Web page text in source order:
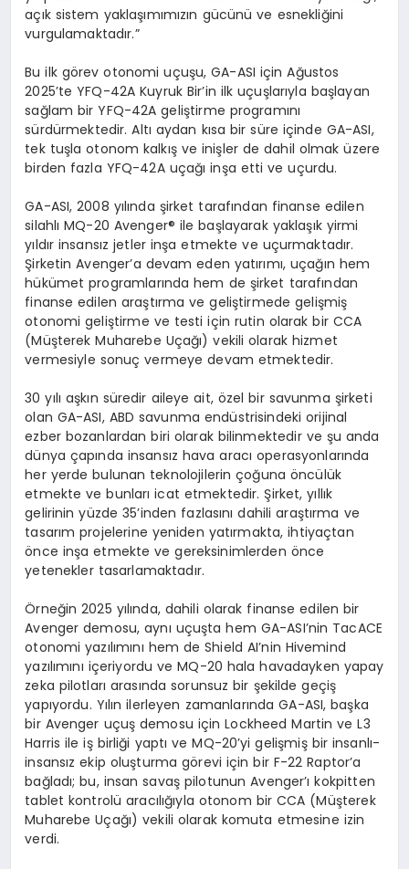
açık sistem yaklaşımımızın gücünü ve esnekliğini
vurgulamaktadır.”
Bu ilk görev otonomi uçuşu, GA-ASI için Ağustos
2025’te YFQ-42A Kuyruk Bir’in ilk uçuşlarıyla başlayan
sağlam bir YFQ-42A geliştirme programını
sürdürmektedir. Altı aydan kısa bir süre içinde GA-ASI,
tek tuşla otonom kalkış ve inişler de dahil olmak üzere
birden fazla YFQ-42A uçağı inşa etti ve uçurdu.
GA-ASI, 2008 yılında şirket tarafından finanse edilen
silahlı MQ-20 Avenger® ile başlayarak yaklaşık yirmi
yıldır insansız jetler inşa etmekte ve uçurmaktadır.
Şirketin Avenger’a devam eden yatırımı, uçağın hem
hükümet programlarında hem de şirket tarafından
finanse edilen araştırma ve geliştirmede gelişmiş
otonomi geliştirme ve testi için rutin olarak bir CCA
(Müşterek Muharebe Uçağı) vekili olarak hizmet
vermesiyle sonuç vermeye devam etmektedir.
30 yılı aşkın süredir aileye ait, özel bir savunma şirketi
olan GA-ASI, ABD savunma endüstrisindeki orijinal
ezber bozanlardan biri olarak bilinmektedir ve şu anda
dünya çapında insansız hava aracı operasyonlarında
her yerde bulunan teknolojilerin çoğuna öncülük
etmekte ve bunları icat etmektedir. Şirket, yıllık
gelirinin yüzde 35’inden fazlasını dahili araştırma ve
tasarım projelerine yeniden yatırmakta, ihtiyaçtan
önce inşa etmekte ve gereksinimlerden önce
yetenekler tasarlamaktadır.
Örneğin 2025 yılında, dahili olarak finanse edilen bir
Avenger demosu, aynı uçuşta hem GA-ASI’nin TacACE
otonomi yazılımını hem de Shield AI’nin Hivemind
yazılımını içeriyordu ve MQ-20 hala havadayken yapay
zeka pilotları arasında sorunsuz bir şekilde geçiş
yapıyordu. Yılın ilerleyen zamanlarında GA-ASI, başka
bir Avenger uçuş demosu için Lockheed Martin ve L3
Harris ile iş birliği yaptı ve MQ-20’yi gelişmiş bir insanlı-
insansız ekip oluşturma görevi için bir F-22 Raptor’a
bağladı; bu, insan savaş pilotunun Avenger’ı kokpitten
tablet kontrolü aracılığıyla otonom bir CCA (Müşterek
Muharebe Uçağı) vekili olarak komuta etmesine izin
verdi.